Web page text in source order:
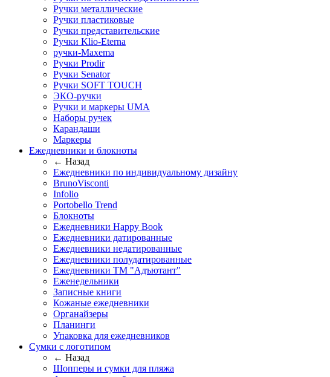
Ручки металлические
Ручки пластиковые
Ручки представительские
Ручки Klio-Eterna
ручки-Maxema
Ручки Prodir
Ручки Senator
Ручки SOFT TOUCH
ЭКО-ручки
Ручки и маркеры UMA
Наборы ручек
Карандаши
Маркеры
Ежедневники и блокноты
← Назад
Ежедневники по индивидуальному дизайну
BrunoVisconti
Infolio
Portobello Trend
Блокноты
Ежедневники Happy Book
Ежедневники датированные
Ежедневники недатированные
Ежедневники полудатированные
Ежедневники ТМ "Адъютант"
Еженедельники
Записные книги
Кожаные ежедневники
Органайзеры
Планинги
Упаковка для ежедневников
Сумки с логотипом
← Назад
Шопперы и сумки для пляжа